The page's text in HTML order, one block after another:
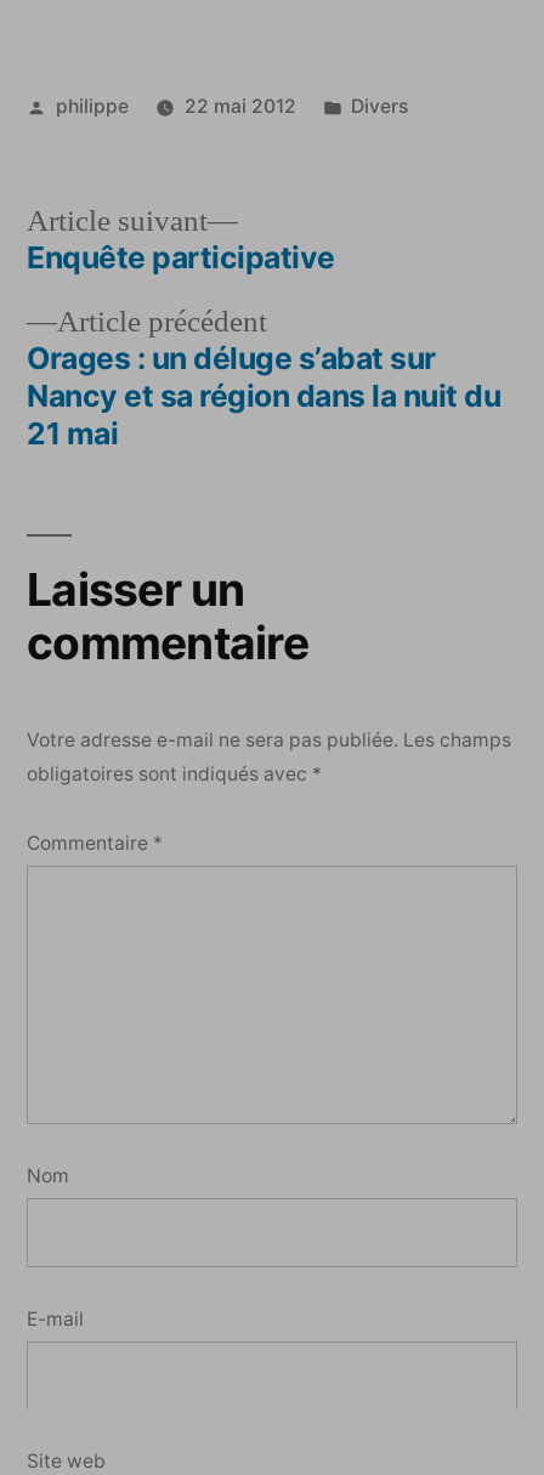
Publié
philippe 22 mai 2012
Publié
Divers
Navigation
de
l’article
Article précédentArticle
précédent :
Orages : un déluge s’abat sur
Nancy et sa région dans la nuit du
21 mai
Article suivant
Article
suivant :
Enquête participative
Laisser un
commentaire
Votre adresse e-mail ne sera pas publiée. Les champs
obligatoires sont indiqués avec *
Commentaire *
Nom
E-mail
Site web